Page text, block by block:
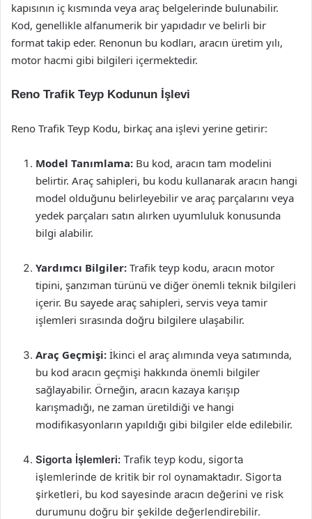
kapısının iç kısmında veya araç belgelerinde bulunabilir.
Kod, genellikle alfanumerik bir yapıdadır ve belirli bir
format takip eder. Renonun bu kodları, aracın üretim yılı,
motor hacmi gibi bilgileri içermektedir.
Reno Trafik Teyp Kodunun İşlevi
Reno Trafik Teyp Kodu, birkaç ana işlevi yerine getirir:
Model Tanımlama: Bu kod, aracın tam modelini
belirtir. Araç sahipleri, bu kodu kullanarak aracın hangi
model olduğunu belirleyebilir ve araç parçalarını veya
yedek parçaları satın alırken uyumluluk konusunda
bilgi alabilir.
Yardımcı Bilgiler: Trafik teyp kodu, aracın motor
tipini, şanzıman türünü ve diğer önemli teknik bilgileri
içerir. Bu sayede araç sahipleri, servis veya tamir
işlemleri sırasında doğru bilgilere ulaşabilir.
Araç Geçmişi: İkinci el araç alımında veya satımında,
bu kod aracın geçmişi hakkında önemli bilgiler
sağlayabilir. Örneğin, aracın kazaya karışıp
karışmadığı, ne zaman üretildiği ve hangi
modifikasyonların yapıldığı gibi bilgiler elde edilebilir.
Sigorta İşlemleri: Trafik teyp kodu, sigorta
işlemlerinde de kritik bir rol oynamaktadır. Sigorta
şirketleri, bu kod sayesinde aracın değerini ve risk
durumunu doğru bir şekilde değerlendirebilir.